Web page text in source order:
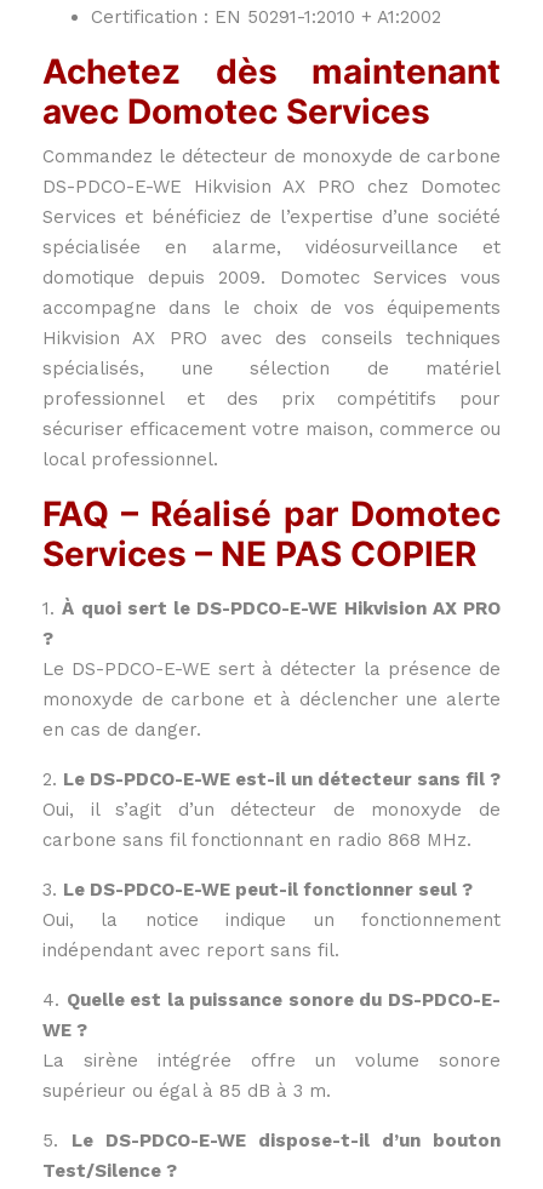
Certification : EN 50291-1:2010 + A1:2002
Achetez dès maintenant
avec Domotec Services
Commandez le détecteur de monoxyde de carbone
DS-PDCO-E-WE Hikvision AX PRO chez Domotec
Services et bénéficiez de l’expertise d’une société
spécialisée en alarme, vidéosurveillance et
domotique depuis 2009. Domotec Services vous
accompagne dans le choix de vos équipements
Hikvision AX PRO avec des conseils techniques
spécialisés, une sélection de matériel
professionnel et des prix compétitifs pour
sécuriser efficacement votre maison, commerce ou
local professionnel.
FAQ – Réalisé par Domotec
Services – NE PAS COPIER
1.À quoi sert le DS-PDCO-E-WE Hikvision AX PRO
?
Le DS-PDCO-E-WE sert à détecter la présence de
monoxyde de carbone et à déclencher une alerte
en cas de danger.
2. Le DS-PDCO-E-WE est-il un détecteur sans fil ?
Oui, il s’agit d’un détecteur de monoxyde de
carbone sans fil fonctionnant en radio 868 MHz.
3. Le DS-PDCO-E-WE peut-il fonctionner seul ?
Oui, la notice indique un fonctionnement
indépendant avec report sans fil.
4. Quelle est la puissance sonore du DS-PDCO-E-
WE ?
La sirène intégrée offre un volume sonore
supérieur ou égal à 85 dB à 3 m.
5. Le DS-PDCO-E-WE dispose-t-il d’un bouton
Test/Silence ?